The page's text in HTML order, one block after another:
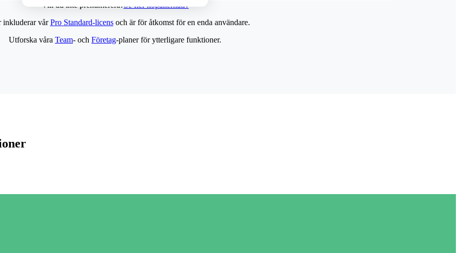
Vill du inte prenumerera?Se fler köpalternativ
inkluderar vårPro Standard-licensoch är för åtkomst för en enda användare.
Utforska våra Team- och Företag-planer för ytterligare funktioner.